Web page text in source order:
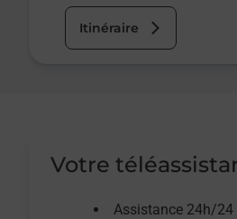
Itinéraire
Votre
Assistance 24h/